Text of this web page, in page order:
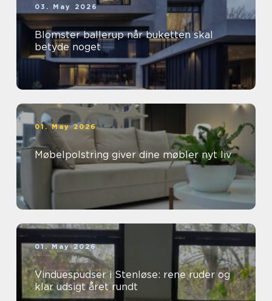
03. May 2026
Blomster ballerup når buketten skal
betyde noget
01. May 2026
Møbelpolstring giver dine møbler nyt liv
01. May 2026
Vinduespudser i Stenløse: rene ruder og
klar udsigt året rundt